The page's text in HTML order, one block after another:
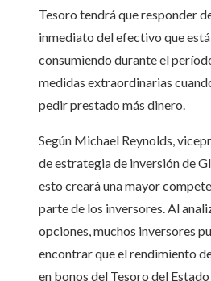
Tesoro tendrá que responder
inmediato del efectivo que está
consumiendo durante el
medidas extraordinarias
pedir prestado más dinero.
Según Michael Reynolds,
de estrategia de inversión de
esto creará una mayor
parte de los inversores. Al
opciones, muchos inversores
encontrar que el rendimiento
en bonos del Tesoro del